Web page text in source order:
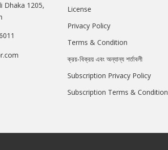
Dhaka 1205,
License
Privacy Policy
Terms & Condition
ক্রয়-বিক্রয় এবং অন্যান্য শর্তাবলী
Subscription Privacy Policy
Subscription Terms & Condition